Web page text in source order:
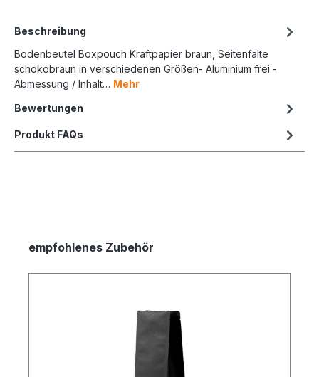
Beschreibung
Bodenbeutel Boxpouch Kraftpapier braun, Seitenfalte
schokobraun in verschiedenen Größen- Aluminium frei -
Abmessung / Inhalt… Mehr
Bewertungen
Produkt FAQs
empfohlenes Zubehör